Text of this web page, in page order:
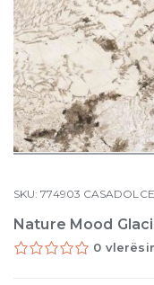
SKU:774903
Nature Mood
0